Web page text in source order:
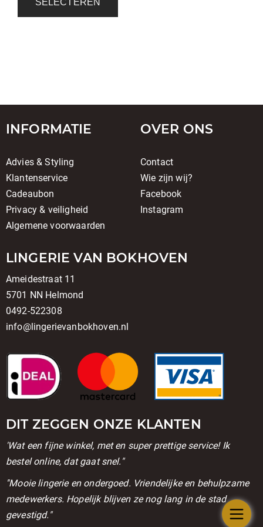
INFORMATIE
Advies & Styling
Klantenservice
Cadeaubon
Privacy & veiligheid
Algemene voorwaarden
OVER ONS
Contact
Wie zijn wij?
Facebook
Instagram
LINGERIE VAN BOKHOVEN
Ameidestraat 11
5701 NN Helmond
0492-522308
info@lingerievanbokhoven.nl
DIT ZEGGEN ONZE KLANTEN
'Wat een fijne winkel, met en super prettige service! Ik
bestel online, dat gaat snel."
''Mooie lingerie en ondergoed. Vriendelijke en behulpzame
medewerkers. Hopelijk blijven ze nog lang in de stad
gevestigd."